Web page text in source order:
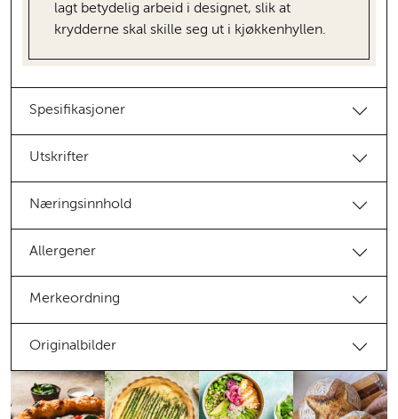
lagt betydelig arbeid i designet, slik at
krydderne skal skille seg ut i kjøkkenhyllen.
Spesifikasjoner
Utskrifter
Næringsinnhold
Allergener
Merkeordning
Originalbilder